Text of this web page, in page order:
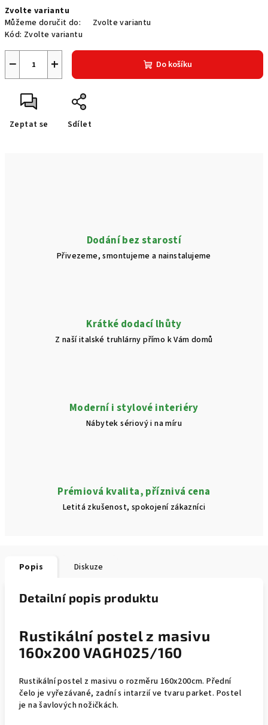
cena:
Zvolte variantu
Můžeme doručit do:
Zvolte variantu
Kód: Zvolte variantu
+
− Do košíku
Zeptat se Sdílet
Dodání bez starostí
Přivezeme, smontujeme a nainstalujeme
Krátké dodací lhůty
Z naší italské truhlárny přímo k Vám domů
Moderní i stylové interiéry
Nábytek sériový i na míru
Prémiová kvalita, příznivá cena
Letitá zkušenost, spokojení zákazníci
Popis Diskuze
Detailní popis produktu
Rustikální postel z masivu
160x200 VAGH025/160
Rustikální postel z masivu o rozměru 160x200cm. Přední
čelo je vyřezávané, zadní s intarzií ve tvaru parket. Postel
je na šavlových nožičkách.